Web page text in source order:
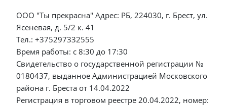
ООО "Ты прекрасна" Адрес: РБ, 224030, г. Брест, ул.
Ясеневая, д. 5/2 к. 41
Тел.: +375297332555
Время работы: с 8:30 до 17:30
Свидетельство о государственной регистрации №
0180437, выданное Администрацией Московского
района г. Бреста от 14.04.2022
Регистрация в торговом реестре 20.04.2022, номер: